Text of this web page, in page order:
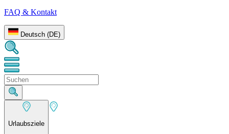
FAQ & Kontakt
Deutsch (DE)
Urlaubsziele